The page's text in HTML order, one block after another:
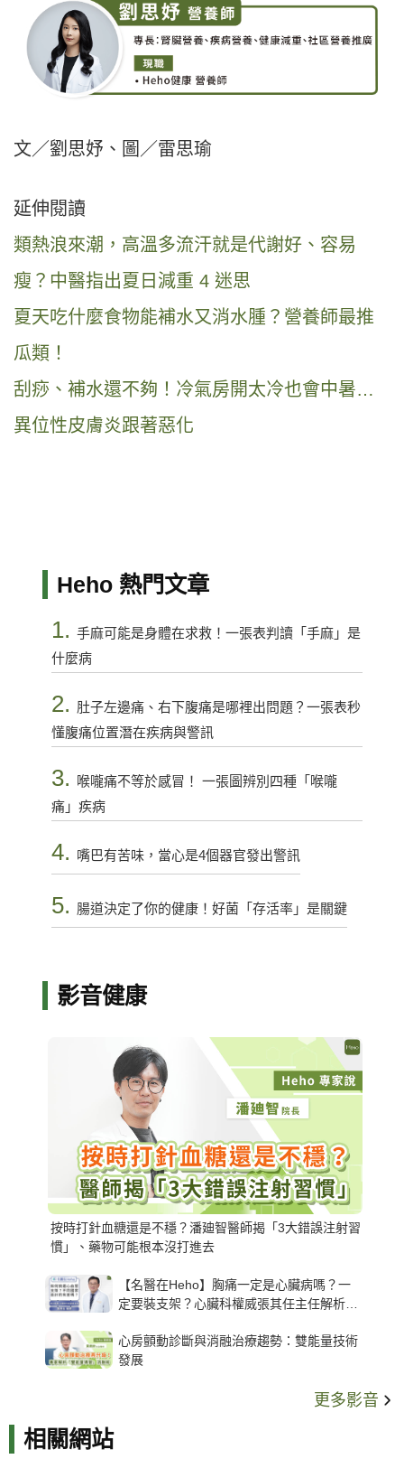
文／劉思妤、圖／雷思瑜
延伸閱讀
類熱浪來潮，高溫多流汗就是代謝好、容易
瘦？中醫指出夏日減重 4 迷思
夏天吃什麼食物能補水又消水腫？營養師最推
瓜類！
刮痧、補水還不夠！冷氣房開太冷也會中暑…
異位性皮膚炎跟著惡化
Heho 熱門文章
1. 手麻可能是身體在求救！一張表判讀「手麻」是
什麼病
2. 肚子左邊痛、右下腹痛是哪裡出問題？一張表秒
懂腹痛位置潛在疾病與警訊
3.
喉嚨痛不等於感冒！ 一張圖辨別四種「喉嚨
痛」疾病
4. 嘴巴有苦味，當心是4個器官發出警訊
5. 腸道決定了你的健康！好菌「存活率」是關鍵
影音健康
按時打針血糖還是不穩？潘廸智醫師揭「3大錯誤注射習
慣」、藥物可能根本沒打進去
【名醫在Heho】胸痛一定是心臟病嗎？一
定要裝支架？心臟科權威張其任主任解析支
心房顫動診斷與消融治療趨勢：雙能量技術
發展
更多影音
相關網站